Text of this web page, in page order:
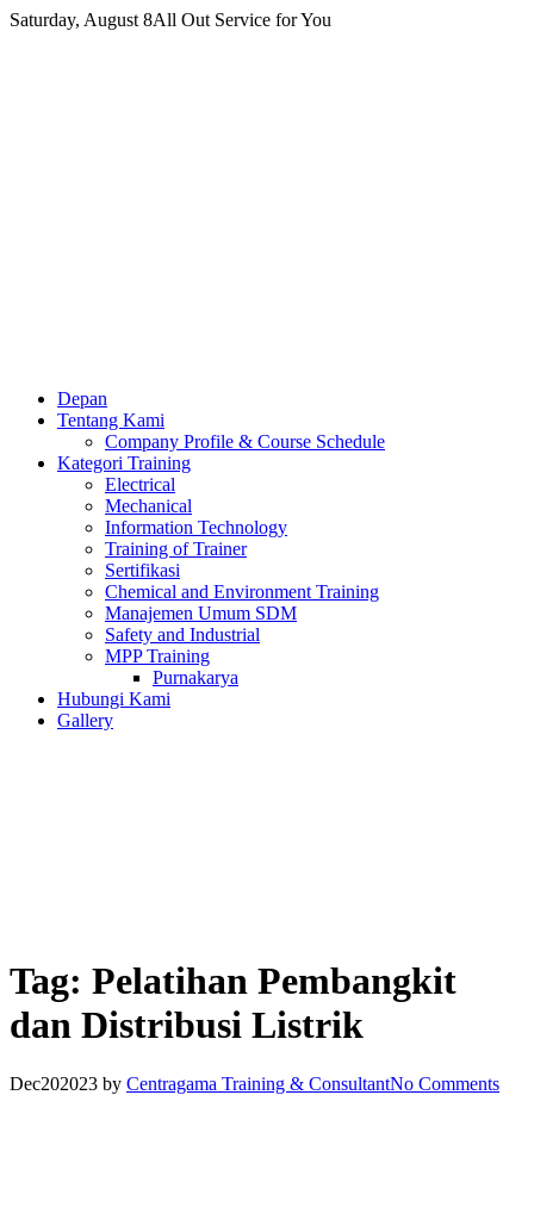
Skip
Saturday, August 8All Out Service for You
Depan
Tentang Kami
Company Profile & Course Schedule
Kategori Training
Electrical
Mechanical
Information Technology
Training of Trainer
Sertifikasi
Chemical and Environment Training
Manajemen Umum SDM
Safety and Industrial
MPP Training
Purnakarya
Hubungi Kami
Gallery
Tag: Pelatihan Pembangkit
dan Distribusi Listrik
Dec202023 by Centragama Training & ConsultantNo Comments